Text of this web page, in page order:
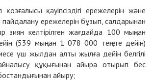
қозғалысы қауіпсіздігі ережелерін және
пайдалану ережелерін бұзып, салдарынан
зиян келтірілген жағдайда 100 мыңнан
(539 мыңнан 1 078 000 теңгеге дейін)
үш жылдан алты жылға дейін белгілі
құқығынан айыра отырып бес
айыру;